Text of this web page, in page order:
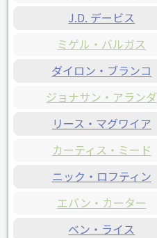
J.D. デービス
ミゲル・バルガス
ダイロン・ブランコ
ジョナサン・アランダ
リース・マグワイア
カーティス・ミード
ニック・ロフティン
エバン・カーター
ベン・ライス